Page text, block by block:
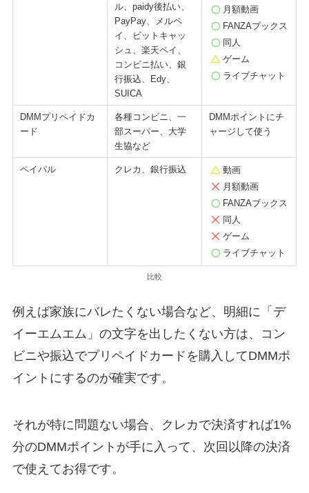
ル、paidy後払い、
PayPay、メルペ
イ、ビットキャッ
シュ、楽天ペイ、
コンビニ払い、銀
行振込、Edy、
SUICA
月額動画
FANZAブックス
同人
ゲーム
ライブチャット
DMMプリペイドカ
ード
各種コンビニ、一
部スーパー、大学
生協など
DMMポイントにチ
ャージして使う
ペイパル クレカ、銀行振込
動画
月額動画
FANZAブックス
同人
ゲーム
ライブチャット
比較
例えば家族にバレたくない場合など、明細に「デ
イーエムエム」の文字を出したくない方は、コン
ビニや振込でプリペイドカードを購入してDMMポ
イントにするのが確実です。
それが特に問題ない場合、クレカで決済すれば1%
分のDMMポイントが手に入って、次回以降の決済
で使えてお得です。